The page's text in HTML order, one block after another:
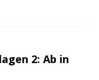
2: Ab in